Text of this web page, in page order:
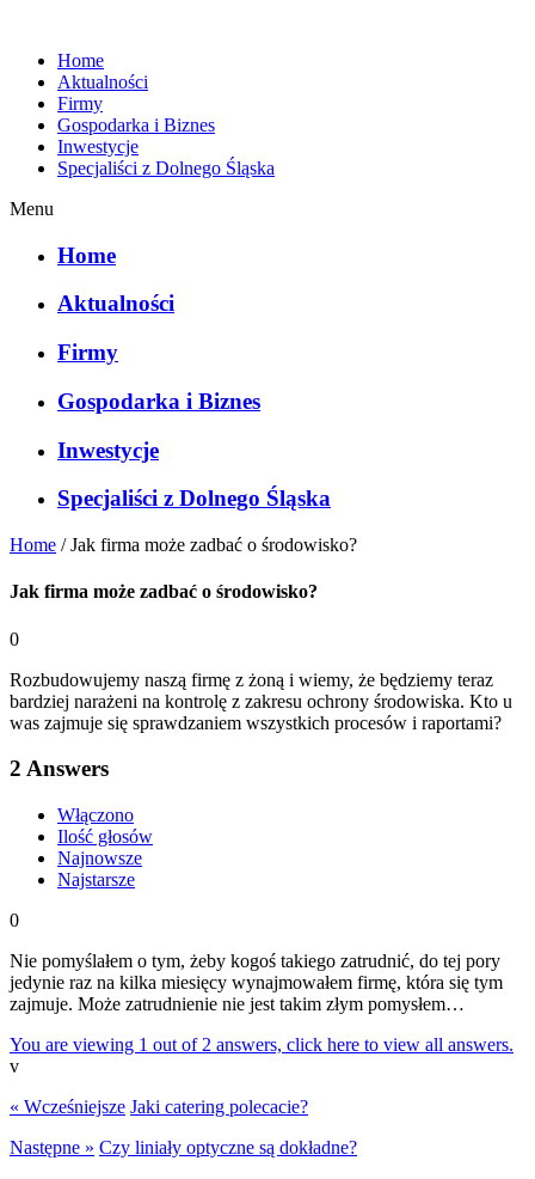
Home
Aktualności
Firmy
Gospodarka i Biznes
Inwestycje
Specjaliści z Dolnego Śląska
Menu
Home
Aktualności
Firmy
Gospodarka i Biznes
Inwestycje
Specjaliści z Dolnego Śląska
Home /Jak firma może zadbać o środowisko?
Jak firma może zadbać o środowisko?
0
Rozbudowujemy naszą firmę z żoną i wiemy, że będziemy teraz
bardziej narażeni na kontrolę z zakresu ochrony środowiska. Kto u
was zajmuje się sprawdzaniem wszystkich procesów i raportami?
2 Answers
Włączono
Ilość głosów
Najnowsze
Najstarsze
0
Nie pomyślałem o tym, żeby kogoś takiego zatrudnić, do tej pory
jedynie raz na kilka miesięcy wynajmowałem firmę, która się tym
zajmuje. Może zatrudnienie nie jest takim złym pomysłem…
You are viewing 1 out of 2 answers, click here to view all answers.
v
« Wcześniejsze Jaki catering polecacie?
Następne » Czy liniały optyczne są dokładne?